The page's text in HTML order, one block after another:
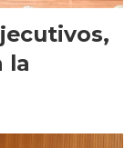
la